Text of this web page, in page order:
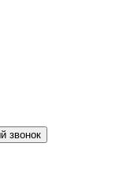
звонок